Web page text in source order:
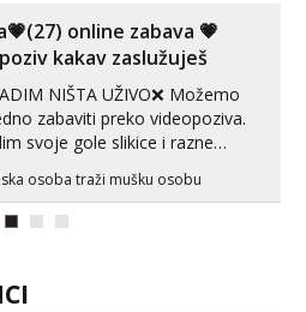
takve još nisi vidio. Uvijek sam
za ONLOINE zabavu...
online zabava 💗
kakav zaslužuješ
NIŠTA UŽIVO❌ Možemo
zabaviti preko videopoziva.
svoje gole slikice i razne
🤩 Za online zabavu pošalji
Whatsapp, Telegram ili Viber.
osoba traži mušku osobu